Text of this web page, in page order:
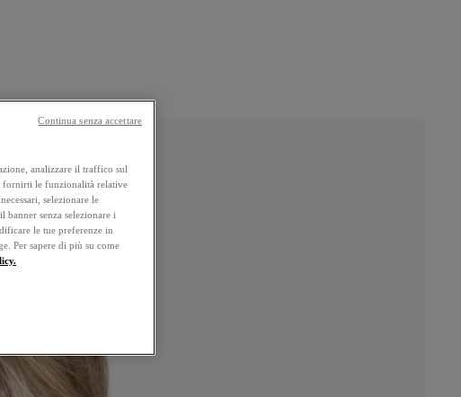
analizzare il traffico sul
fornirti le funzionalità relative
selezionare le
senza selezionare i
le tue preferenze in
Per sapere di più su come
Continua senza accettare